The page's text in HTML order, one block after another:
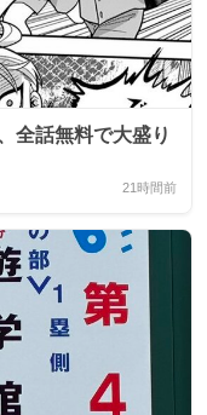
全話無料で大盛り
21時間前